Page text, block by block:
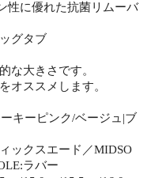
性に優れた抗菌リムーバ
グタブ
な大きさです。
オススメします。
キーピンク/ベージュ|ブ
ックスエード／MIDSO
ラバー